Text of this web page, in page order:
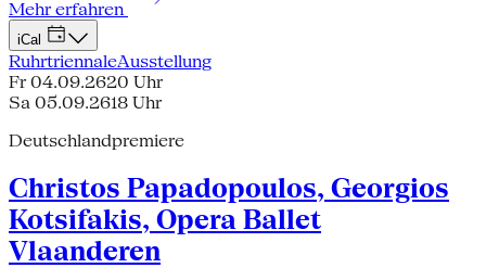
Mehr erfahren
iCal
RuhrtriennaleAusstellung
Fr 04.09.2620 Uhr
Sa 05.09.2618 Uhr
Deutschlandpremiere
Christos Papadopoulos, Georgios
Kotsifakis, Opera Ballet
Vlaanderen